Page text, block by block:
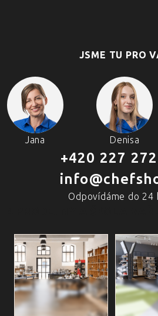
JSME TU PRO
Jana Denisa
+420 227
Odpovídáme do 24